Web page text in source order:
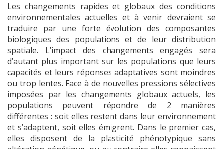
Les changements rapides et globaux des conditions
environnementales actuelles et à venir devraient se
traduire par une forte évolution des composantes
biologiques des populations et de leur distribution
spatiale. L’impact des changements engagés sera
d’autant plus important sur les populations que leurs
capacités et leurs réponses adaptatives sont moindres
ou trop lentes. Face à de nouvelles pressions sélectives
imposées par les changements globaux actuels, les
populations peuvent répondre de 2 manières
différentes : soit elles restent dans leur environnement
et s’adaptent, soit elles émigrent. Dans le premier cas,
elles disposent de la plasticité phénotypique sans